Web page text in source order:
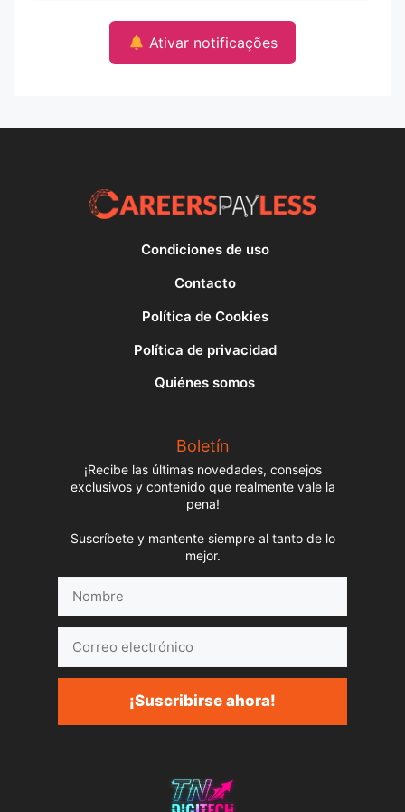
Ativar notificações
Condiciones de uso
Contacto
Política de Cookies
Política de privacidad
Quiénes somos
Boletín
¡Recibe las últimas novedades, consejos
exclusivos y contenido que realmente vale la
pena!
Suscríbete y mantente siempre al tanto de lo
mejor.
electrónico
¡Suscribirse ahora!